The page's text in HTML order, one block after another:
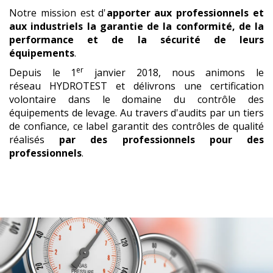
Notre mission est d'apporter aux professionnels et
aux industriels la garantie de la conformité, de la
performance et de la sécurité de leurs
équipements.
Depuis le 1 er
janvier 2018, nous animons le
réseau HYDROTEST et délivrons une certification
volontaire dans le domaine du contrôle des
équipements de levage. Au travers d'audits par un tiers
de confiance, ce label garantit des contrôles de qualité
réalisés par des professionnels pour des
professionnels.